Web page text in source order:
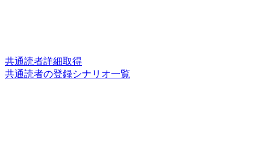
共通読者詳細取得
共通読者の登録シナリオ一覧